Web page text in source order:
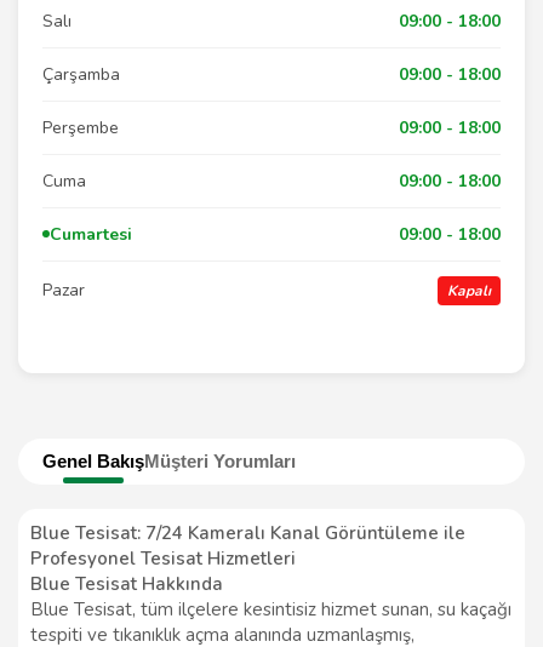
Genel BakışMüşteri Yorumları
Blue Tesisat: 7/24 Kameralı Kanal Görüntüleme ile
Profesyonel Tesisat Hizmetleri
Blue Tesisat Hakkında
Blue Tesisat, tüm ilçelere kesintisiz hizmet sunan, su kaçağı
tespiti ve tıkanıklık açma alanında uzmanlaşmış,
Salı 09:00 - 18:00
Çarşamba 09:00 - 18:00
Perşembe 09:00 - 18:00
Cuma 09:00 - 18:00
Cumartesi 09:00 - 18:00
Pazar Kapalı